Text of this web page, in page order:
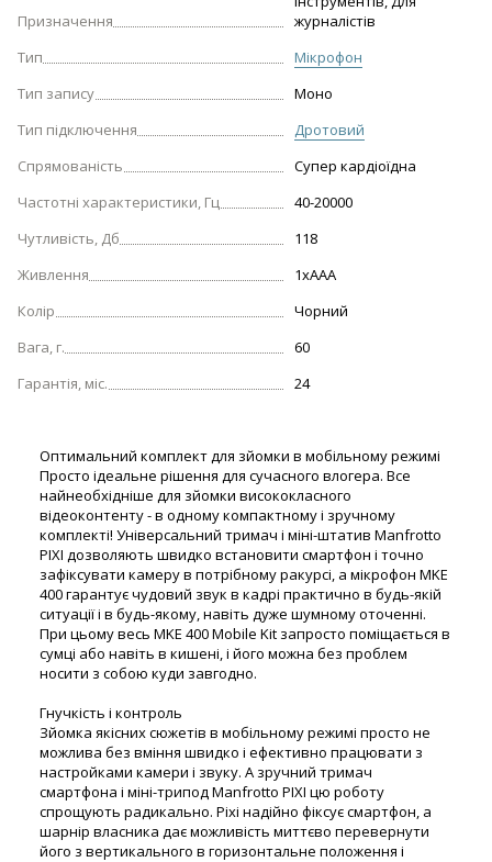
Призначення
журналістів
Тип
Мікрофон
Тип запису
Моно
Тип підключення
Дротовий
Спрямованість
Супер кардіоїдна
Частотні характеристики, Гц
40-20000
Чутливість, Дб
118
Живлення
1xAAA
Колір
Чорний
Вага, г.
60
Гарантія, міс.
24
Оптимальний комплект для зйомки в мобільному режимі
Просто ідеальне рішення для сучасного влогера. Все
найнеобхідніше для зйомки висококласного
відеоконтенту - в одному компактному і зручному
комплекті! Універсальний тримач і міні-штатив Manfrotto
PIXI дозволяють швидко встановити смартфон і точно
зафіксувати камеру в потрібному ракурсі, а мікрофон MKE
400 гарантує чудовий звук в кадрі практично в будь-якій
ситуації і в будь-якому, навіть дуже шумному оточенні.
При цьому весь MKE 400 Mobile Kit запросто поміщається в
сумці або навіть в кишені, і його можна без проблем
носити з собою куди завгодно.
Гнучкість і контроль
Зйомка якісних сюжетів в мобільному режимі просто не
можлива без вміння швидко і ефективно працювати з
настройками камери і звуку. А зручний тримач
смартфона і міні-трипод Manfrotto PIXI цю роботу
спрощують радикально. Pixi надійно фіксує смартфон, а
шарнір власника дає можливість миттєво перевернути
його з вертикального в горизонтальне положення і